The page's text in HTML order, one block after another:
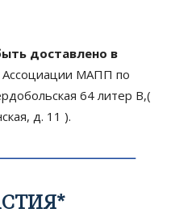
доставлено в
Ассоциации МАПП по
64 литер В,(
д. 11 ).